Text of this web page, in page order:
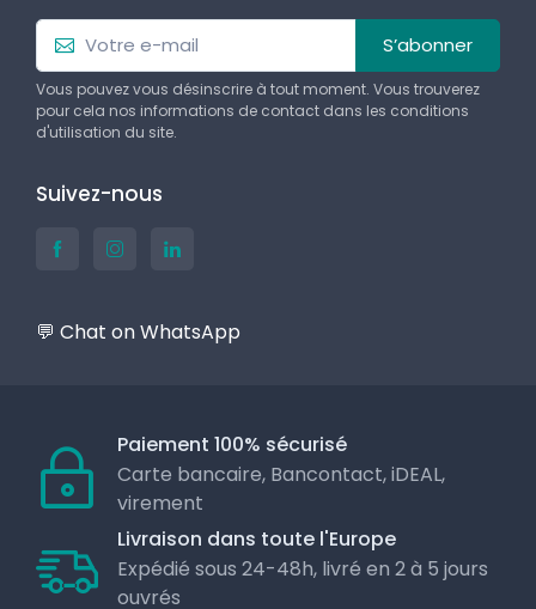
S’abonner
Vous pouvez vous désinscrire à tout moment. Vous trouverez
pour cela nos informations de contact dans les conditions
d'utilisation du site.
Suivez-nous
💬 Chat on WhatsApp
Paiement 100% sécurisé
Carte bancaire, Bancontact, iDEAL,
virement
Livraison dans toute l'Europe
Expédié sous 24-48h, livré en 2 à 5 jours
ouvrés